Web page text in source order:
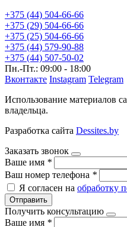
+375 (44) 504-66-66
+375 (29) 504-66-66
+375 (25) 504-66-66
+375 (44) 579-90-88
+375 (44) 507-50-02
Пн.-Пт.: 09:00 - 18:00
Вконтакте Instagram Telegram
Использование материалов
владельца.
Разработка сайта Dessites.by
Заказать звонок
Ваше имя *
Ваш номер телефона *
Я согласен на обработку
Отправить
Получить консультацию
Ваше имя *